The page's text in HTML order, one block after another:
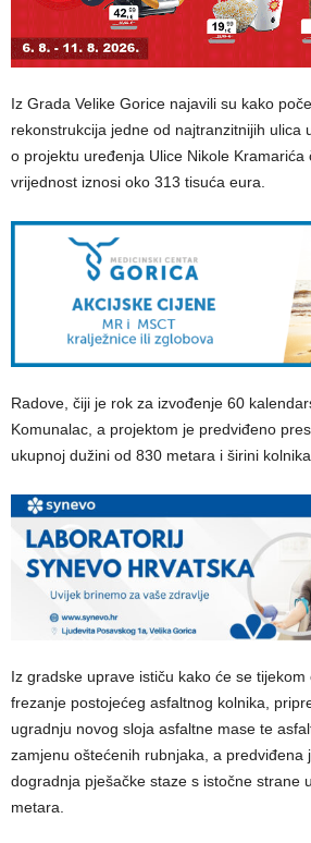
Iz Grada Velike Gorice najavili su kako
rekonstrukcija jedne od najtranzitnijih ulica
o projektu uređenja Ulice Nikole Kramarića
vrijednost iznosi oko 313 tisuća eura.
Radove, čiji je rok za izvođenje 60
Komunalac, a projektom je predviđeno
ukupnoj dužini od 830 metara i širini
Iz gradske uprave ističu kako će se
frezanje postojećeg asfaltnog kolnika,
ugradnju novog sloja asfaltne mase te
zamjenu oštećenih rubnjaka, a predviđena
dogradnja pješačke staze s istočne strane
metara.